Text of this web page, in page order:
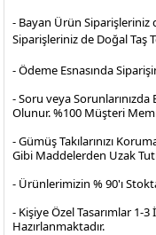
- Bayan Ürün Siparişleriniz
Siparişleriniz de Doğal Taş
- Ödeme Esnasında
- Soru veya
Olunur. %100 Müşteri
- Gümüş Takılarınızı
Gibi Maddelerden Uzak
- Ürünlerimizin % 90'ı
- Kişiye Özel Tasarımlar 1-
Hazırlanmaktadır.